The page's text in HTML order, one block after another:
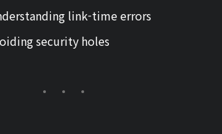
link-time errors
security holes